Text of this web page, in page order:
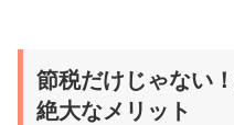
節税だけじゃない
絶大なメリット